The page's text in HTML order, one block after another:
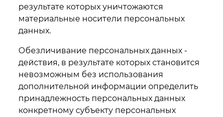
результате которых уничтожаются
материальные носители персональных
данных.
Обезличивание персональных данных -
действия, в результате которых становится
невозможным без использования
дополнительной информации определить
принадлежность персональных данных
конкретному субъекту персональных